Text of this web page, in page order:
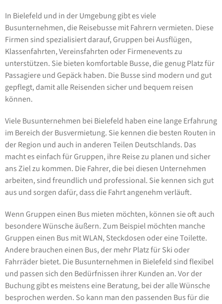
In Bielefeld und in der Umgebung gibt es viele
Busunternehmen, die Reisebusse mit Fahrern vermieten. Diese
Firmen sind spezialisiert darauf, Gruppen bei Ausflügen,
Klassenfahrten, Vereinsfahrten oder Firmenevents zu
unterstützen. Sie bieten komfortable Busse, die genug Platz für
Passagiere und Gepäck haben. Die Busse sind modern und gut
gepflegt, damit alle Reisenden sicher und bequem reisen
können.
Viele Busunternehmen bei Bielefeld haben eine lange Erfahrung
im Bereich der Busvermietung. Sie kennen die besten Routen in
der Region und auch in anderen Teilen Deutschlands. Das
macht es einfach für Gruppen, ihre Reise zu planen und sicher
ans Ziel zu kommen. Die Fahrer, die bei diesen Unternehmen
arbeiten, sind freundlich und professional. Sie kennen sich gut
aus und sorgen dafür, dass die Fahrt angenehm verläuft.
Wenn Gruppen einen Bus mieten möchten, können sie oft auch
besondere Wünsche äußern. Zum Beispiel möchten manche
Gruppen einen Bus mit WLAN, Steckdosen oder eine Toilette.
Andere brauchen einen Bus, der mehr Platz für Ski oder
Fahrräder bietet. Die Busunternehmen in Bielefeld sind flexibel
und passen sich den Bedürfnissen ihrer Kunden an. Vor der
Buchung gibt es meistens eine Beratung, bei der alle Wünsche
besprochen werden. So kann man den passenden Bus für die